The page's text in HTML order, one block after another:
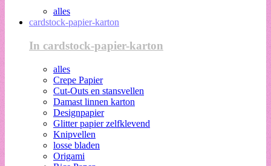
alles
cardstock-papier-karton
In cardstock-papier-karton
alles
Crepe Papier
Cut-Outs en stansvellen
Damast linnen karton
Designpapier
Glitter papier zelfklevend
Knipvellen
losse bladen
Origami